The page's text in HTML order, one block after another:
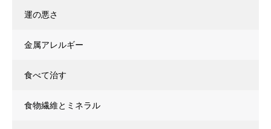
運の悪さ
金属アレルギー
食べて治す
食物繊維とミネラル